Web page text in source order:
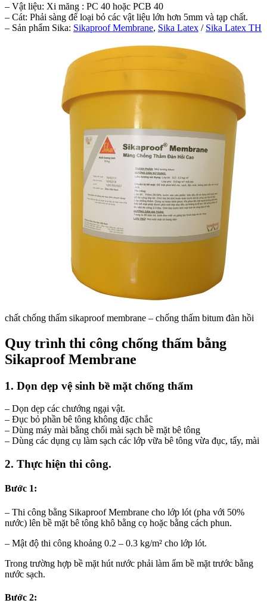
– Vật liệu: Xi măng : PC 40 hoặc PCB 40
– Cát: Phải sàng để loại bỏ các vật liệu lớn hơn 5mm và tạp chất.
– Sản phẩm Sika: Sikaproof Membrane, Sika Latex / Sika Latex TH
chất chống thấm sikaproof membrane – chống thấm bitum đàn hồi
Quy trình thi công chống thấm bằng
Sikaproof Membrane
1. Dọn dẹp vệ sinh bề mặt chống thấm
– Dọn dẹp các chướng ngại vật.
– Đục bỏ phần bê tông không đặc chắc
– Dùng máy mài bằng chổi mài sạch bề mặt bê tông
– Dùng các dụng cụ làm sạch các lớp vữa bê tông vừa đục, tẩy, mài
2. Thực hiện thi công.
Bước 1:
– Thi công bằng Sikaproof Membrane cho lớp lót (pha với 50%
nước) lên bề mặt bê tông khô bằng cọ hoặc bằng cách phun.
– Mật độ thi công khoảng 0.2 – 0.3 kg/m² cho lớp lót.
Trong trường hợp bề mặt hút nước phải làm ẩm bề mặt trước bằng
nước sạch.
Bước 2: